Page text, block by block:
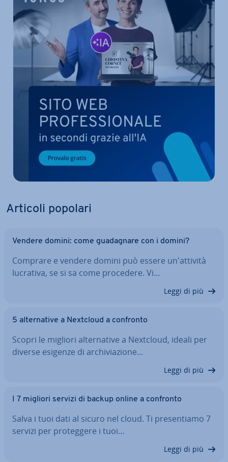
Articoli popolari
Vendere domini: come gua­da­gna­re con i domini?
Comprare e vendere domini può essere un'at­ti­vi­tà
lucrativa, se si sa come procedere. Vi…
Leggi di più
5 al­ter­na­ti­ve a Nextcloud a confronto
Scopri le migliori al­ter­na­ti­ve a Nextcloud, ideali per
diverse esigenze di ar­chi­via­zio­ne…
Leggi di più
I 7 migliori servizi di backup online a confronto
Salva i tuoi dati al sicuro nel cloud. Ti pre­sen­tia­mo 7
servizi per pro­teg­ge­re i tuoi…
Leggi di più